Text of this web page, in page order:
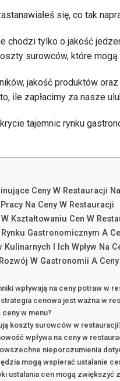
się, co tak
chodzi tylko o jakość
surowców, które
jakość produktów
ile zapłacimy za nasze
tajemnic rynku
Ceny W Restauracji
Na Ceny W Restauracji
Kształtowaniu Cen W
Gastronomicznym A
I Ich Wpływ Na
W Gastronomii A
wpływają na ceny potraw w
cenowa jest ważna w
ceny w menu?
koszty surowców w
wpływa na ceny w
nieporozumienia
mogą wspierać ustalanie
ustalania cen mogą zwiększyć